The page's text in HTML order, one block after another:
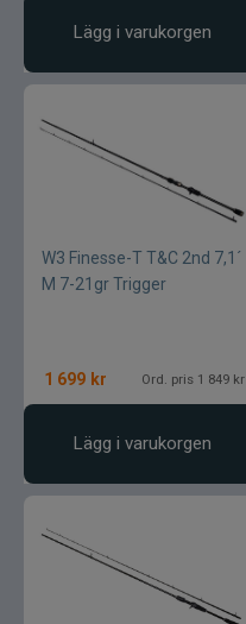
Lägg i varukorgen
W3 Finesse-T T&C 2nd 7,1´
M 7-21gr Trigger
1 699 kr Ord. pris 1 849 kr
Lägg i varukorgen